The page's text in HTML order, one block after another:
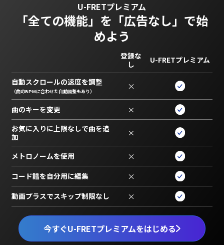
U-FRETプレミアム
「全ての機能」を 「広告なし」で始
めよう
今すぐU-FRETプレミアムをはじめる
登録な
し
U-FRETプレミアム
自動スクロールの速度を調整
（曲のBPMに合わせた自動調整もあり） ×
曲のキーを変更 ×
お気に入りに上限なしで曲を追
加
×
メトロノームを使用 ×
コード譜を自分用に編集 ×
動画プラスでスキップ制限なし ×